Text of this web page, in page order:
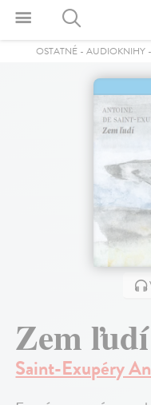
OSTATNÉ- AUDIOKNIHY-
Zem ľudí
Saint-Exupéry